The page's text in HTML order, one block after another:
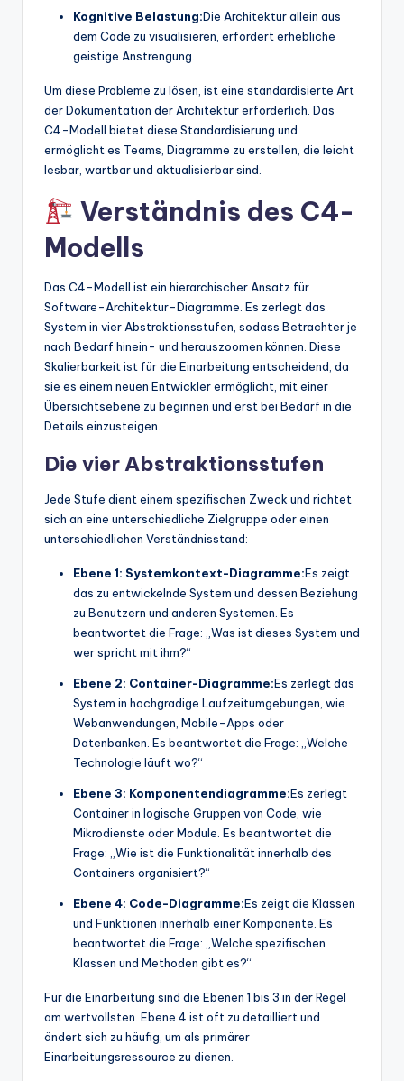
Kognitive Belastung:Die Architektur allein aus
dem Code zu visualisieren, erfordert erhebliche
geistige Anstrengung.
Um diese Probleme zu lösen, ist eine standardisierte Art
der Dokumentation der Architektur erforderlich. Das
C4-Modell bietet diese Standardisierung und
ermöglicht es Teams, Diagramme zu erstellen, die leicht
lesbar, wartbar und aktualisierbar sind.
Verständnis des C4-
Modells
Das C4-Modell ist ein hierarchischer Ansatz für
Software-Architektur-Diagramme. Es zerlegt das
System in vier Abstraktionsstufen, sodass Betrachter je
nach Bedarf hinein- und herauszoomen können. Diese
Skalierbarkeit ist für die Einarbeitung entscheidend, da
sie es einem neuen Entwickler ermöglicht, mit einer
Übersichtsebene zu beginnen und erst bei Bedarf in die
Details einzusteigen.
Die vier Abstraktionsstufen
Jede Stufe dient einem spezifischen Zweck und richtet
sich an eine unterschiedliche Zielgruppe oder einen
unterschiedlichen Verständnisstand:
Ebene 1: Systemkontext-Diagramme:Es zeigt
das zu entwickelnde System und dessen Beziehung
zu Benutzern und anderen Systemen. Es
beantwortet die Frage: „Was ist dieses System und
wer spricht mit ihm?“
Ebene 2: Container-Diagramme:Es zerlegt das
System in hochgradige Laufzeitumgebungen, wie
Webanwendungen, Mobile-Apps oder
Datenbanken. Es beantwortet die Frage: „Welche
Technologie läuft wo?“
Ebene 3: Komponentendiagramme:Es zerlegt
Container in logische Gruppen von Code, wie
Mikrodienste oder Module. Es beantwortet die
Frage: „Wie ist die Funktionalität innerhalb des
Containers organisiert?“
Ebene 4: Code-Diagramme:Es zeigt die Klassen
und Funktionen innerhalb einer Komponente. Es
beantwortet die Frage: „Welche spezifischen
Klassen und Methoden gibt es?“
Für die Einarbeitung sind die Ebenen 1 bis 3 in der Regel
am wertvollsten. Ebene 4 ist oft zu detailliert und
ändert sich zu häufig, um als primärer
Einarbeitungsressource zu dienen.